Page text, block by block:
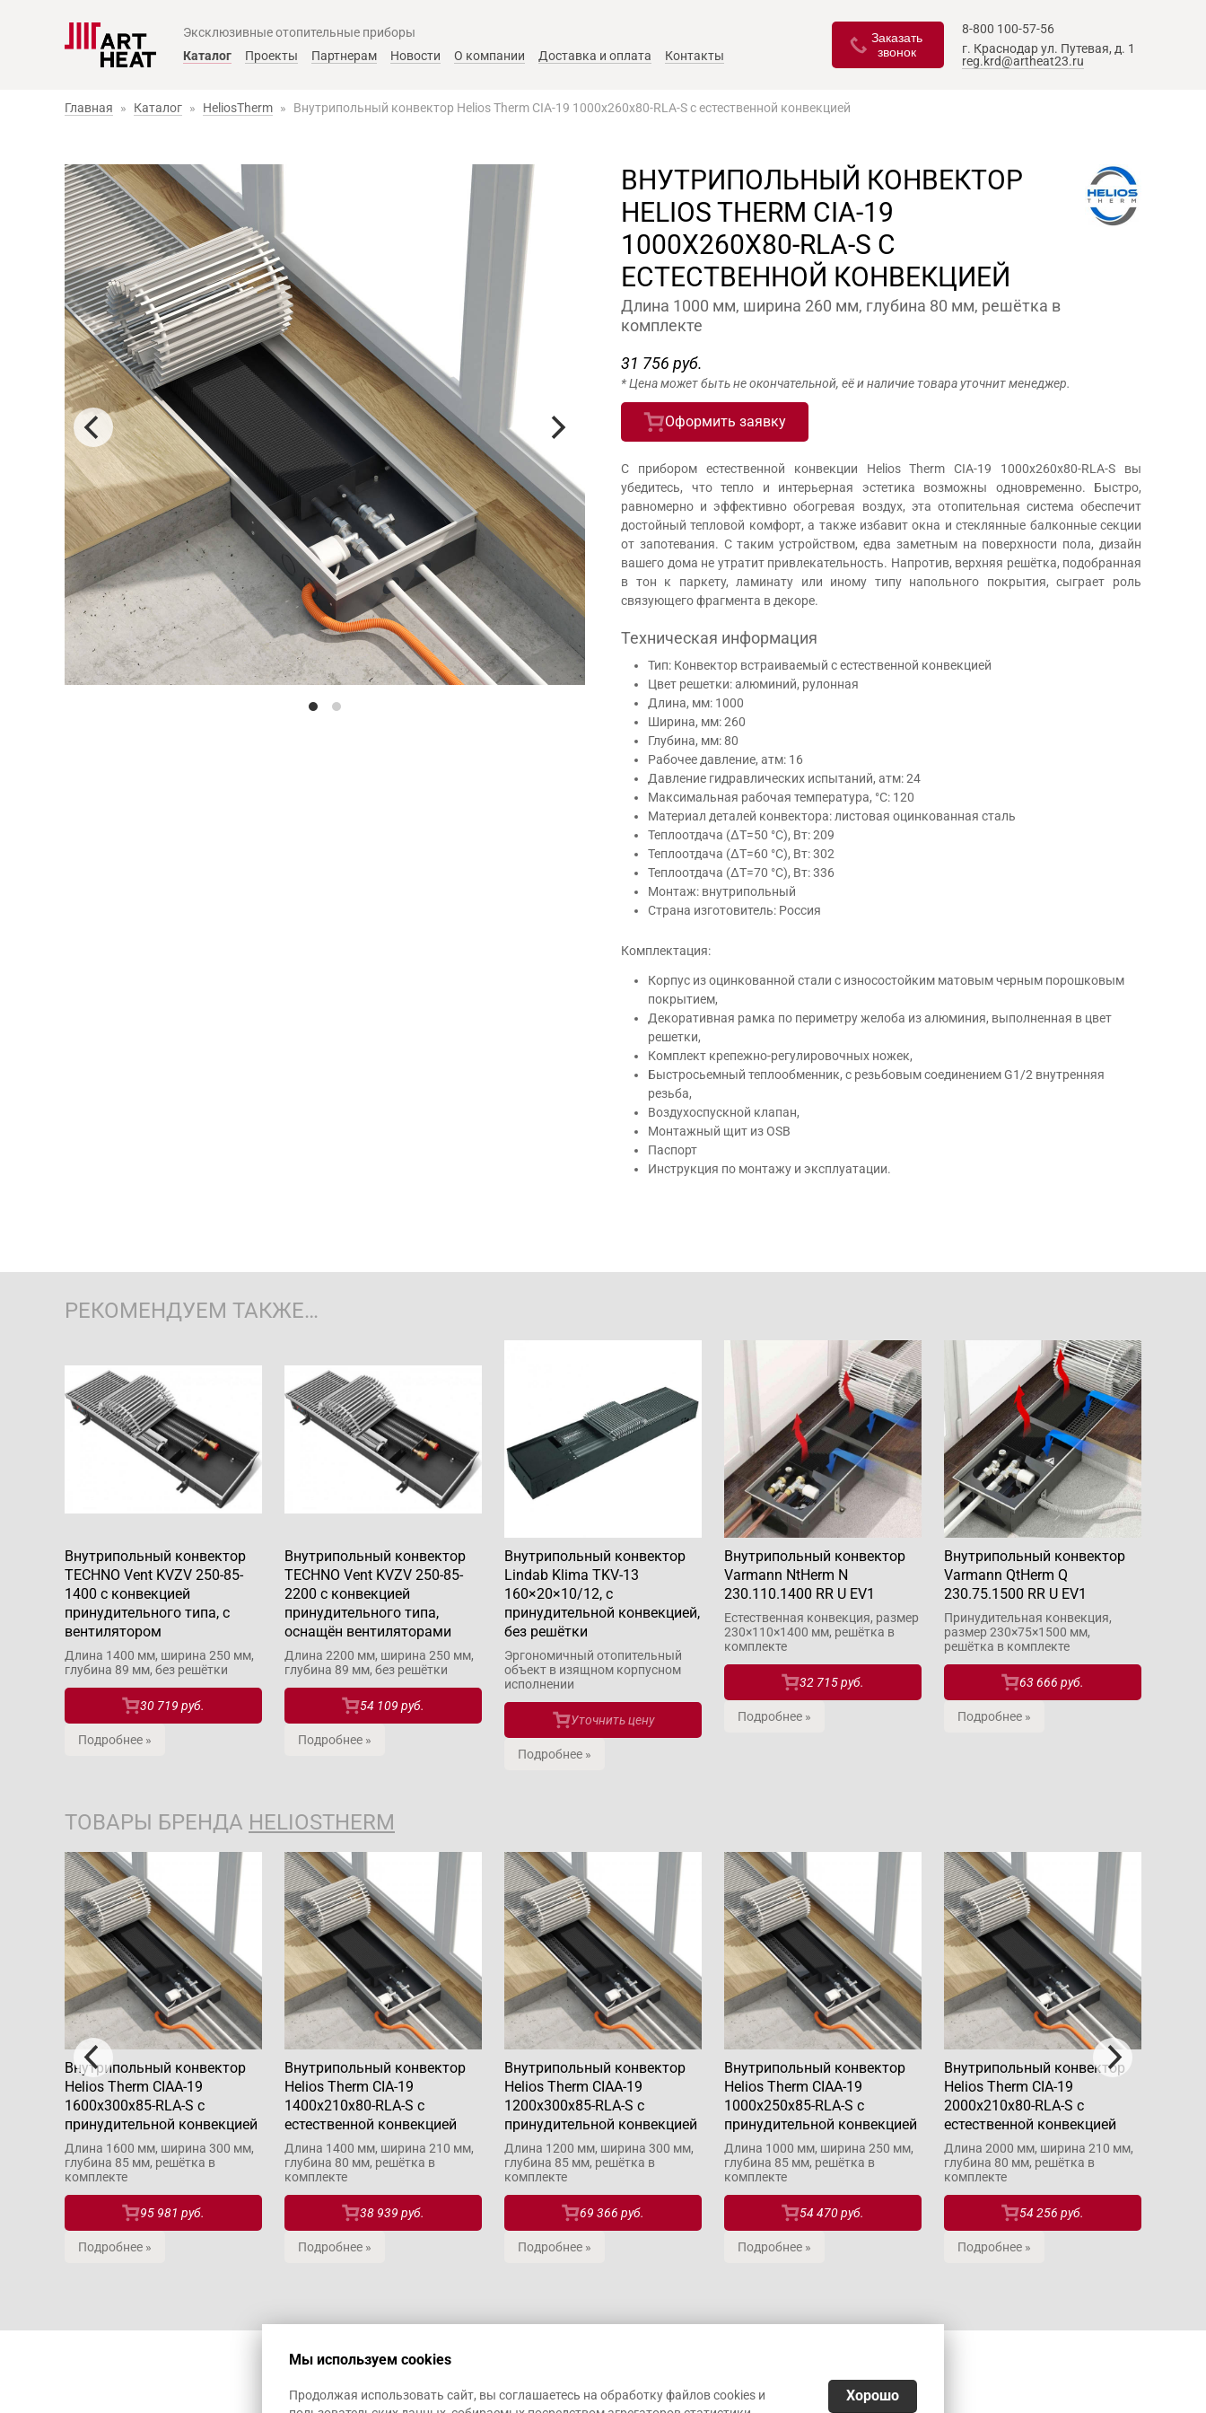
Эксклюзивные отопительные приборы
Главное меню
Каталог Проекты Партнерам Новости О компании Доставка и оплата Контакты
Заказать
звонок
8-800 100-57-56
г. Краснодарул. Путевая, д. 1
reg.krd@artheat23.ru
Главная » Каталог » HeliosTherm » Внутрипольный конвектор Helios Therm CIA-19 1000x260x80-RLA-S с естественной конвекцией
ВНУТРИПОЛЬНЫЙ КОНВЕКТОР
HELIOS THERM CIA-19
1000X260X80-RLA-S С
ЕСТЕСТВЕННОЙ КОНВЕКЦИЕЙ
Длина 1000 мм, ширина 260 мм, глубина 80 мм, решётка в
комплекте
31 756 руб.
* Цена может быть не окончательной, её и наличие товара уточнит менеджер.
Оформить заявку
С прибором естественной конвекции Helios Therm CIA-19 1000x260x80-RLA-S вы
убедитесь, что тепло и интерьерная эстетика возможны одновременно. Быстро,
равномерно и эффективно обогревая воздух, эта отопительная система обеспечит
достойный тепловой комфорт, а также избавит окна и стеклянные балконные секции
от запотевания. С таким устройством, едва заметным на поверхности пола, дизайн
вашего дома не утратит привлекательность. Напротив, верхняя решётка, подобранная
в тон к паркету, ламинату или иному типу напольного покрытия, сыграет роль
связующего фрагмента в декоре.
Техническая информация
Тип: Конвектор встраиваемый с естественной конвекцией
Цвет решетки: алюминий, рулонная
Длина, мм: 1000
Ширина, мм: 260
Глубина, мм: 80
Рабочее давление, атм: 16
Давление гидравлических испытаний, атм: 24
Максимальная рабочая температура, °С: 120
Материал деталей конвектора: листовая оцинкованная сталь
Теплоотдача (ΔT=50 °C), Вт: 209
Теплоотдача (ΔT=60 °C), Вт: 302
Теплоотдача (ΔT=70 °C), Вт: 336
Монтаж: внутрипольный
Страна изготовитель: Россия
Комплектация:
Корпус из оцинкованной стали с износостойким матовым черным порошковым
покрытием,
Декоративная рамка по периметру желоба из алюминия, выполненная в цвет
решетки,
Комплект крепежно-регулировочных ножек,
Быстросьемный теплообменник, с резьбовым соединением G1/2 внутренняя
резьба,
Воздухоспускной клапан,
Монтажный щит из OSB
Паспорт
Инструкция по монтажу и эксплуатации.
РЕКОМЕНДУЕМ ТАКЖЕ…
Внутрипольный конвектор
TECHNO Vent KVZV 250-85-
1400 с конвекцией
принудительного типа, с
вентилятором
Длина 1400 мм, ширина 250 мм,
глубина 89 мм, без решётки
30 719 руб.
Подробнее »
Внутрипольный конвектор
TECHNO Vent KVZV 250-85-
2200 с конвекцией
принудительного типа,
оснащён вентиляторами
Длина 2200 мм, ширина 250 мм,
глубина 89 мм, без решётки
54 109 руб.
Подробнее »
Внутрипольный конвектор
Lindab Klima TKV-13
160×20×10/12, с
принудительной конвекцией,
без решётки
Эргономичный отопительный
объект в изящном корпусном
исполнении
Уточнить цену
Подробнее »
Внутрипольный конвектор
Varmann NtHerm N
230.110.1400 RR U EV1
Естественная конвекция, размер
230×110×1400 мм, решётка в
комплекте
32 715 руб.
Подробнее »
Внутрипольный конвектор
Varmann QtHerm Q
230.75.1500 RR U EV1
Принудительная конвекция,
размер 230×75×1500 мм,
решётка в комплекте
63 666 руб.
Подробнее »
ТОВАРЫ БРЕНДА HELIOSTHERM
Внутрипольный конвектор
Helios Therm CIAA-19
1600x300x85-RLA-S с
принудительной конвекцией
Длина 1600 мм, ширина 300 мм,
глубина 85 мм, решётка в
комплекте
95 981 руб.
Подробнее »
Внутрипольный конвектор
Helios Therm CIA-19
1400x210x80-RLA-S с
естественной конвекцией
Длина 1400 мм, ширина 210 мм,
глубина 80 мм, решётка в
комплекте
38 939 руб.
Подробнее »
Внутрипольный конвектор
Helios Therm CIAA-19
1200x300x85-RLA-S с
принудительной конвекцией
Длина 1200 мм, ширина 300 мм,
глубина 85 мм, решётка в
комплекте
69 366 руб.
Подробнее »
Внутрипольный конвектор
Helios Therm CIAA-19
1000x250x85-RLA-S с
принудительной конвекцией
Длина 1000 мм, ширина 250 мм,
глубина 85 мм, решётка в
комплекте
54 470 руб.
Подробнее »
Внутрипольный конвектор
Helios Therm CIA-19
2000x210x80-RLA-S с
естественной конвекцией
Длина 2000 мм, ширина 210 мм,
глубина 80 мм, решётка в
комплекте
54 256 руб.
Подробнее »
Мы используем cookies
Продолжая использовать сайт, вы соглашаетесь на обработку файлов cookies и
Хорошо